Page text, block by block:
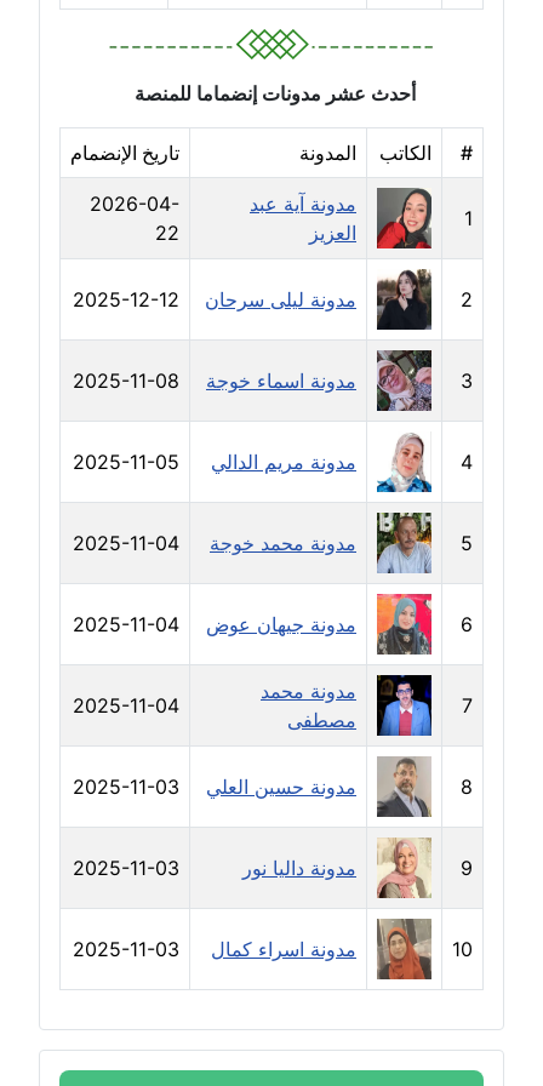
مدونة حسين درمشاكي
عاملة
عاملة
مدونة حنان الهواري
عاملة
مدونة حنان صلاح الدين
عاملة
مدونة حنان طنطاوي
عاملة
مدونة حنين الفلسطينية
متوفي
مدونة خالد الخطيب
عاملة
مدونة خالد العامري
معلق
مدونة خالد دومه
مدونة خالد صالح
عاملة
مدونة خالد عويس
عاملة
أحدث عشر مدونات إنضماما للمنصة
# الكاتب المدونة تاريخ الإنضمام
1
مدونة آية عبد
العزيز
2026-04-
22
2 مدونة ليلى سرحان 2025-12-12
3 مدونة اسماء خوجة 2025-11-08
4 مدونة مريم الدالي 2025-11-05
5 مدونة محمد خوجة 2025-11-04
6 مدونة جيهان عوض 2025-11-04
7
مدونة محمد
مصطفى
2025-11-04
8 مدونة حسين العلي 2025-11-03
9 مدونة داليا نور 2025-11-03
10 مدونة اسراء كمال 2025-11-03